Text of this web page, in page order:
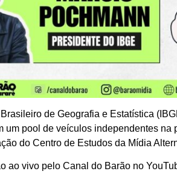
de Geografia e Estatística
um pool de veículos independentes na
do Centro de Estudos da Mídia
ao vivo pelo Canal do Barão no